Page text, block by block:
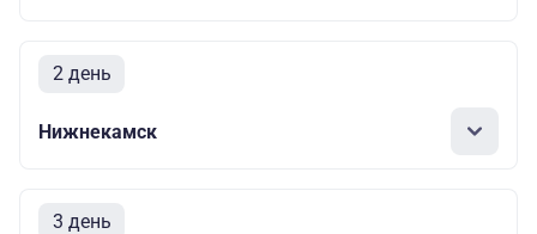
2 день
Нижнекамск
3 день